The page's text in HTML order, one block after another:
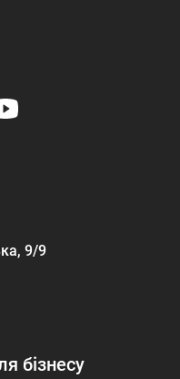
9/9
бізнесу